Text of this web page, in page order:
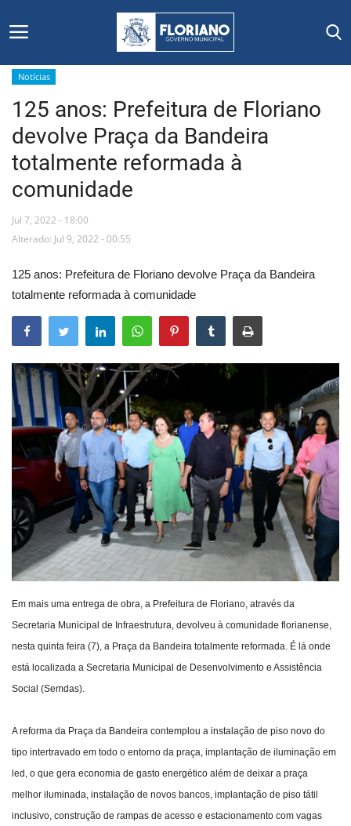
Início
Editais
Floriano
Secretarias e Órgãos
Mural de Licitações
Vídeos
Webmail
Contato
Notícias
125 anos: Prefeitura de Floriano
devolve Praça da Bandeira
totalmente reformada à
comunidade
Jul 7, 2022 - 18:00
Alterado: Jul 9, 2022 - 00:55
125 anos: Prefeitura de Floriano devolve Praça da Bandeira
totalmente reformada à comunidade
Em mais uma entrega de obra, a Prefeitura de Floriano, através da
Secretaria Municipal de Infraestrutura, devolveu à comunidade florianense,
nesta quinta feira (7), a Praça da Bandeira totalmente reformada. É lá onde
está localizada a Secretaria Municipal de Desenvolvimento e Assistência
Social (Semdas).
A reforma da Praça da Bandeira contemplou a instalação de piso novo do
tipo intertravado em todo o entorno da praça, implantação de iluminação em
led, o que gera economia de gasto energético além de deixar a praça
melhor iluminada, instalação de novos bancos, implantação de piso tátil
inclusivo, construção de rampas de acesso e estacionamento com vagas